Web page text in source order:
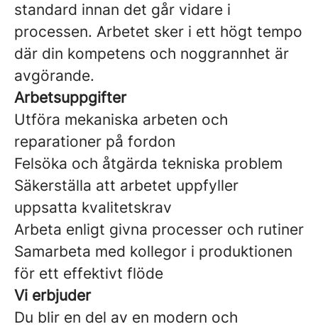
standard innan det går vidare i
processen. Arbetet sker i ett högt tempo
där din kompetens och noggrannhet är
avgörande.
Arbetsuppgifter
Utföra mekaniska arbeten och
reparationer på fordon
Felsöka och åtgärda tekniska problem
Säkerställa att arbetet uppfyller
uppsatta kvalitetskrav
Arbeta enligt givna processer och rutiner
Samarbeta med kollegor i produktionen
för ett effektivt flöde
Vi erbjuder
Du blir en del av en modern och